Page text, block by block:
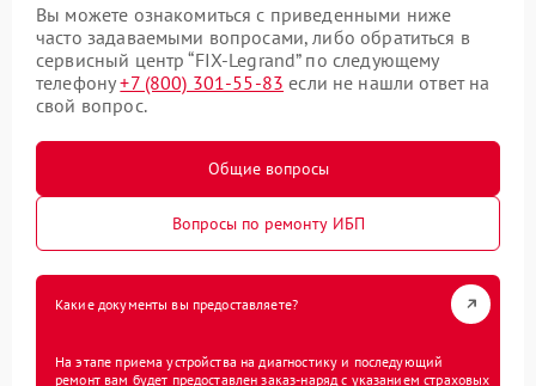
Вы можете ознакомиться с приведенными ниже
часто задаваемыми вопросами, либо обратиться в
сервисный центр “FIX-Legrand” по следующему
телефону+7 (800) 301-55-83 если не нашли ответ на
свой вопрос.
Общие вопросы
Вопросы по ремонту ИБП
Какие документы вы предоставляете?
На этапе приема устройства на диагностику и последующий
ремонт вам будет предоставлен заказ-наряд с указанием страховых